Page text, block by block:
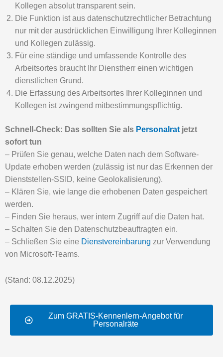
Kollegen absolut transparent sein.
Die Funktion ist aus datenschutzrechtlicher Betrachtung
nur mit der ausdrücklichen Einwilligung Ihrer Kolleginnen
und Kollegen zulässig.
Für eine ständige und umfassende Kontrolle des
Arbeitsortes braucht Ihr Dienstherr einen wichtigen
dienstlichen Grund.
Die Erfassung des Arbeitsortes Ihrer Kolleginnen und
Kollegen ist zwingend mitbestimmungspflichtig.
Schnell-Check: Das sollten Sie als Personalrat jetzt
sofort tun
– Prüfen Sie genau, welche Daten nach dem Software-
Update erhoben werden (zulässig ist nur das Erkennen der
Dienststellen-SSID, keine Geolokalisierung).
– Klären Sie, wie lange die erhobenen Daten gespeichert
werden.
– Finden Sie heraus, wer intern Zugriff auf die Daten hat.
– Schalten Sie den Datenschutzbeauftragten ein.
– Schließen Sie eine Dienstvereinbarung zur Verwendung
von Microsoft-Teams.
(Stand: 08.12.2025)
Zum GRATIS-Kennenlern-Angebot für
Personalräte